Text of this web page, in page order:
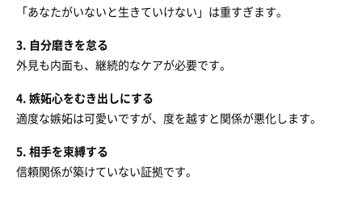
「あなたがいないと生きていけない」は重すぎます。
3. 自分磨きを怠る
外見も内面も、継続的なケアが必要です。
4. 嫉妬心をむき出しにする
適度な嫉妬は可愛いですが、度を越すと関係が悪化します。
5. 相手を束縛する
信頼関係が築けていない証拠です。